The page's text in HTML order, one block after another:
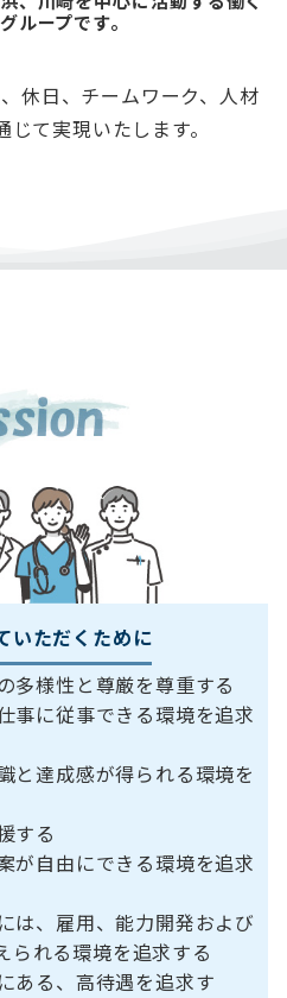
ループです。
休日、チームワーク、人材
て実現いたします。
いただくために
多様性と尊厳を尊重する
事に従事できる環境を追求
と達成感が得られる環境を
する
が自由にできる環境を追求
は、雇用、能力開発および
られる環境を追求する
ある、高待遇を追求す